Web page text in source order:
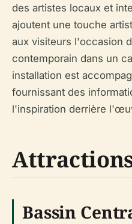
des artistes locaux et
ajoutent une touche
aux visiteurs l'occasion
contemporain dans un
installation est
fournissant des
l'inspiration derrière
Bassin